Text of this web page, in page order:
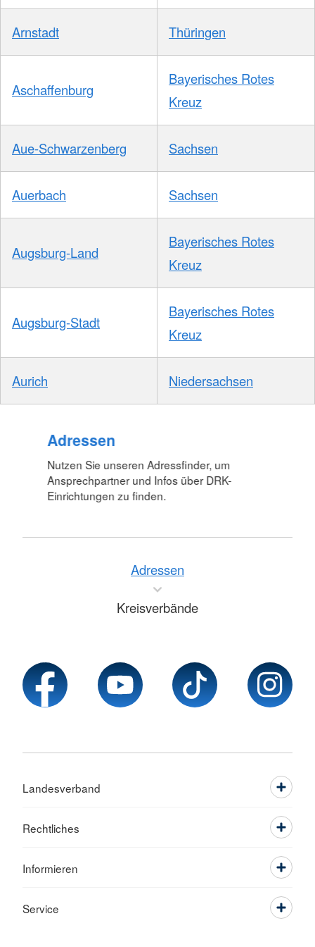
Arnstadt Thüringen
Aschaffenburg
Bayerisches Rotes
Kreuz
Aue-Schwarzenberg Sachsen
Auerbach Sachsen
Augsburg-Land
Bayerisches Rotes
Kreuz
Augsburg-Stadt
Bayerisches Rotes
Kreuz
Aurich Niedersachsen
Adressen
Nutzen Sie unseren Adressfinder, um
Ansprechpartner und Infos über DRK-
Einrichtungen zu finden.
Adressen
Kreisverbände
Landesverband
Rechtliches
Informieren
Service